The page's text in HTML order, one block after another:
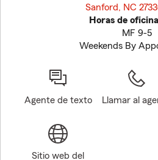
Sanford, NC
Horas de oficina
MF 9-5
Weekends By
Agente de texto Llamar al
Sitio web del